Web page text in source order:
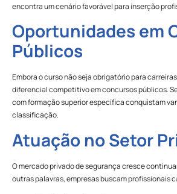
encontra um cenário favorável para inserção
Oportunidades em
Públicos
Embora o curso não seja obrigatório para
diferencial competitivo em concursos públicos.
com formação superior específica conquistam
classificação.
Atuação no Setor
O mercado privado de segurança cresce
outras palavras, empresas buscam profissionais